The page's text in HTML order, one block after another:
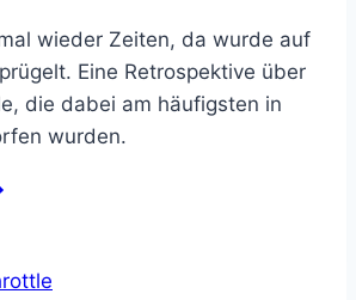
wieder Zeiten, da wurde auf
Eine Retrospektive über
die dabei am häufigsten in
wurden.